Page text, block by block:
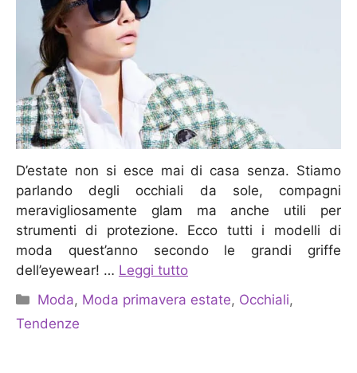
D’estate non si esce mai di casa senza. Stiamo
parlando degli occhiali da sole, compagni
meravigliosamente glam ma anche utili per
strumenti di protezione. Ecco tutti i modelli di
moda quest’anno secondo le grandi griffe
dell’eyewear! … Leggi tutto
Categorie
Moda, Moda primavera estate, Occhiali,
Tendenze